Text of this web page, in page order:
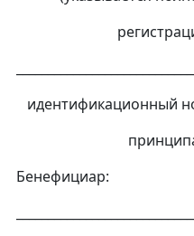
идентификационный
Бенефициар: